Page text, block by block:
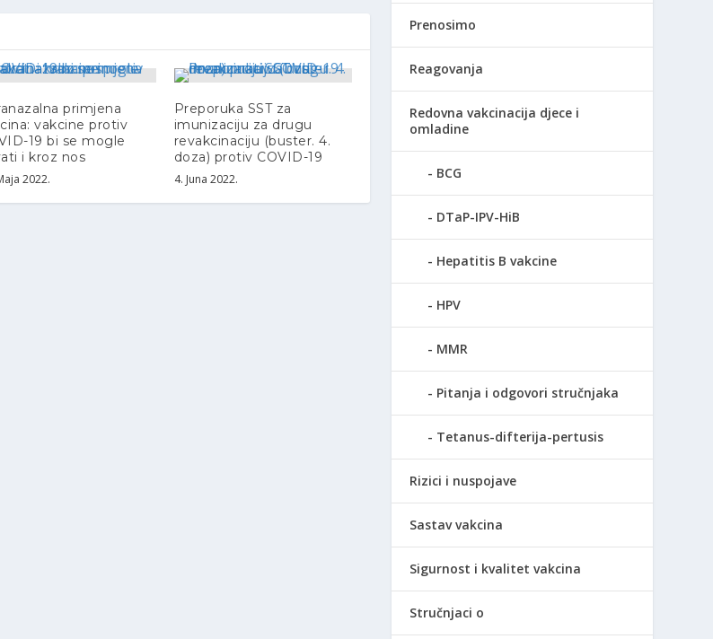
primjena
vakcine protiv
19 bi se mogle
i kroz nos
2022.
Preporuka SST za
imunizaciju za drugu
revakcinaciju (buster. 4.
doza) protiv COVID-19
4. Juna 2022.
Prenosimo
Reagovanja
Redovna vakcinacija djece i
omladine
BCG
DTaP-IPV-HiB
Hepatitis B vakcine
HPV
MMR
Pitanja i odgovori stručnjaka
Tetanus-difterija-pertusis
Rizici i nuspojave
Sastav vakcina
Sigurnost i kvalitet vakcina
Stručnjaci o